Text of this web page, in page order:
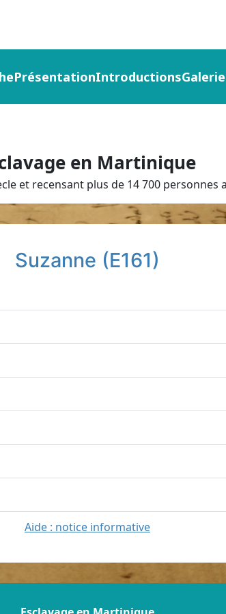
PrésentationIntroductionsGalerie
en Martinique
et recensant plus de 14 700
Suzanne (E161)
Aide : notice informative